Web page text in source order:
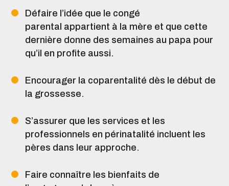
Défaire l’idée que le congé
parental appartient à la mère et que cette
dernière donne des semaines au papa pour
qu’il en profite aussi.
Encourager la coparentalité dès le début de
la grossesse.
S’assurer que les services et les
professionnels en périnatalité incluent les
pères dans leur approche.
Faire connaître les bienfaits de